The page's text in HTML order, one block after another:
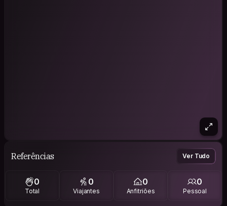
Referências Ver Tudo
0
Total
0
Viajantes
0
Anfitriões
0
Pessoal